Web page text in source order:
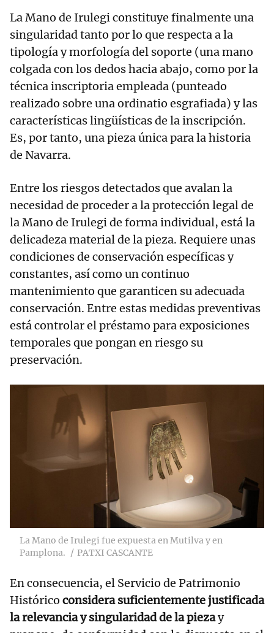
La Mano de Irulegi constituye finalmente una
singularidad tanto por lo que respecta a la
tipología y morfología del soporte (una mano
colgada con los dedos hacia abajo, como por la
técnica inscriptoria empleada (punteado
realizado sobre una ordinatio esgrafiada) y las
características lingüísticas de la inscripción.
Es, por tanto, una pieza única para la historia
de Navarra.
Entre los riesgos detectados que avalan la
necesidad de proceder a la protección legal de
la Mano de Irulegi de forma individual, está la
delicadeza material de la pieza. Requiere unas
condiciones de conservación específicas y
constantes, así como un continuo
mantenimiento que garanticen su adecuada
conservación. Entre estas medidas preventivas
está controlar el préstamo para exposiciones
temporales que pongan en riesgo su
preservación.
La Mano de Irulegi fue expuesta en Mutilva y en
Pamplona.
PATXI CASCANTE
En consecuencia, el Servicio de Patrimonio
Histórico considera suficientemente justificada
la relevancia y singularidad de la piezay